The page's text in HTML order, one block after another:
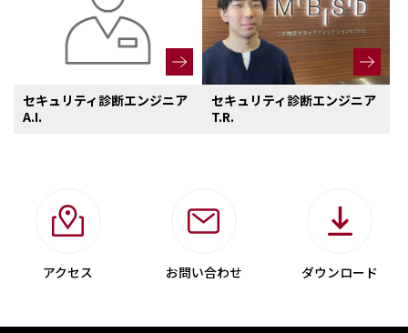
セキュリティ診断エンジニア
A.I.
セキュリティ診断エンジニア
T.R.
アクセス お問い合わせ ダウンロード